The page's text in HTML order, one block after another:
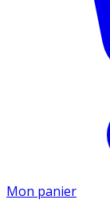
Mon panier